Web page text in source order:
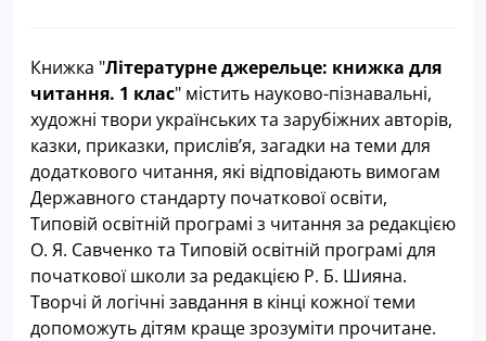
Книжка "Літературне джерельце: книжка для
читання. 1 клас" містить науково-пізнавальні,
художні твори українських та зарубіжних авторів,
казки, приказки, прислів’я, загадки на теми для
додаткового читання, які відповідають вимогам
Державного стандарту початкової освіти,
Типовій освітній програмі з читання за редакцією
О. Я. Савченко та Типовій освітній програмі для
початкової школи за редакцією Р. Б. Шияна.
Творчі й логічні завдання в кінці кожної теми
допоможуть дітям краще зрозуміти прочитане.